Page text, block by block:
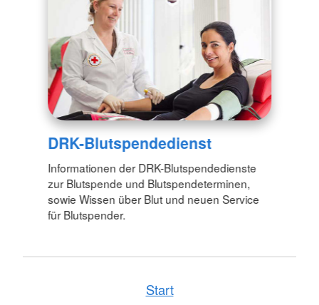
DRK-Blutspendedienst
Informationen der DRK-Blutspendedienste
zur Blutspende und Blutspendeterminen,
sowie Wissen über Blut und neuen Service
für Blutspender.
Start